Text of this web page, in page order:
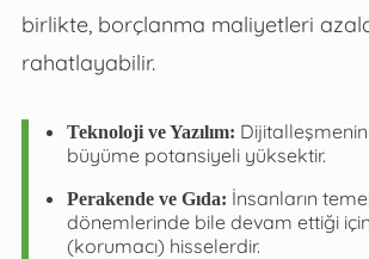
birlikte, borçlanma maliyetleri
rahatlayabilir.
Teknoloji ve Yazılım:
büyüme potansiyeli yüksektir.
Perakende ve Gıda: İnsanların
dönemlerinde bile devam ettiği
(korumacı) hisselerdir.